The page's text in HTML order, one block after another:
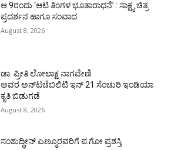
ಆ.9ರಂದು ‘ಆಟಿ ತಿಂಗಳ ಭೂತಾರಾಧನೆ’ : ಸಾಕ್ಷ್ಯ ಚಿತ್ರ
ಪ್ರದರ್ಶನ ಹಾಗೂ ಸಂವಾದ
August 8, 2026
ಡಾ. ಪ್ರೀತಿ ಲೋಲಾಕ್ಷ ನಾಗವೇಣಿ
ಅವರ ಅನ್‌ಟಚೆಬಿಲಿಟಿ ಇನ್ 21 ಸೆಂಚುರಿ ಇಂಡಿಯಾ
ಕೃತಿ ಬಿಡುಗಡೆ
August 8, 2026
ಸಂಶುದ್ಧೀನ್ ಎಣ್ಮೂರವರಿಗೆ ಪ.ಗೋ ಪ್ರಶಸ್ತಿ